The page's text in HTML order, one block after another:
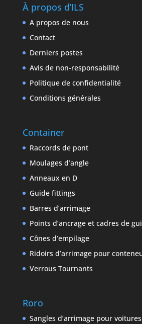
À propos d’ILS
A propos de nous
Contact
Derniers postes
Avis de non-responsabilité
Politique de confidentialité
Conditions générales
Container
Raccords de pont
Moulages d’angle
Anneaux en D
Guide fittings
Barres d’arrimage
Points d’ancrage et cadres de
Cônes d’empilage
Ridoirs d’arrimage pour
Verrous Tournants
Roro
Sangles d’arrimage pour voitures